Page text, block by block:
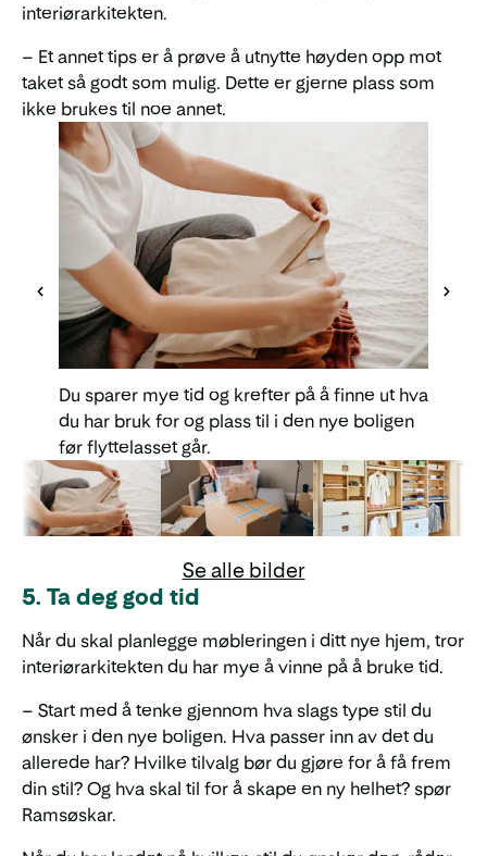
interiørarkitekten.
– Et annet tips er å prøve å utnytte høyden opp mot
taket så godt som mulig. Dette er gjerne plass som
ikke brukes til noe annet.
Du sparer mye tid og krefter på å finne ut hva
du har bruk for og plass til i den nye boligen
før flyttelasset går.
Se alle bilder
5. Ta deg god tid
Når du skal planlegge møbleringen i ditt nye hjem, tror
interiørarkitekten du har mye å vinne på å bruke tid.
– Start med å tenke gjennom hva slags type stil du
ønsker i den nye boligen. Hva passer inn av det du
allerede har? Hvilke tilvalg bør du gjøre for å få frem
din stil? Og hva skal til for å skape en ny helhet? spør
Ramsøskar.